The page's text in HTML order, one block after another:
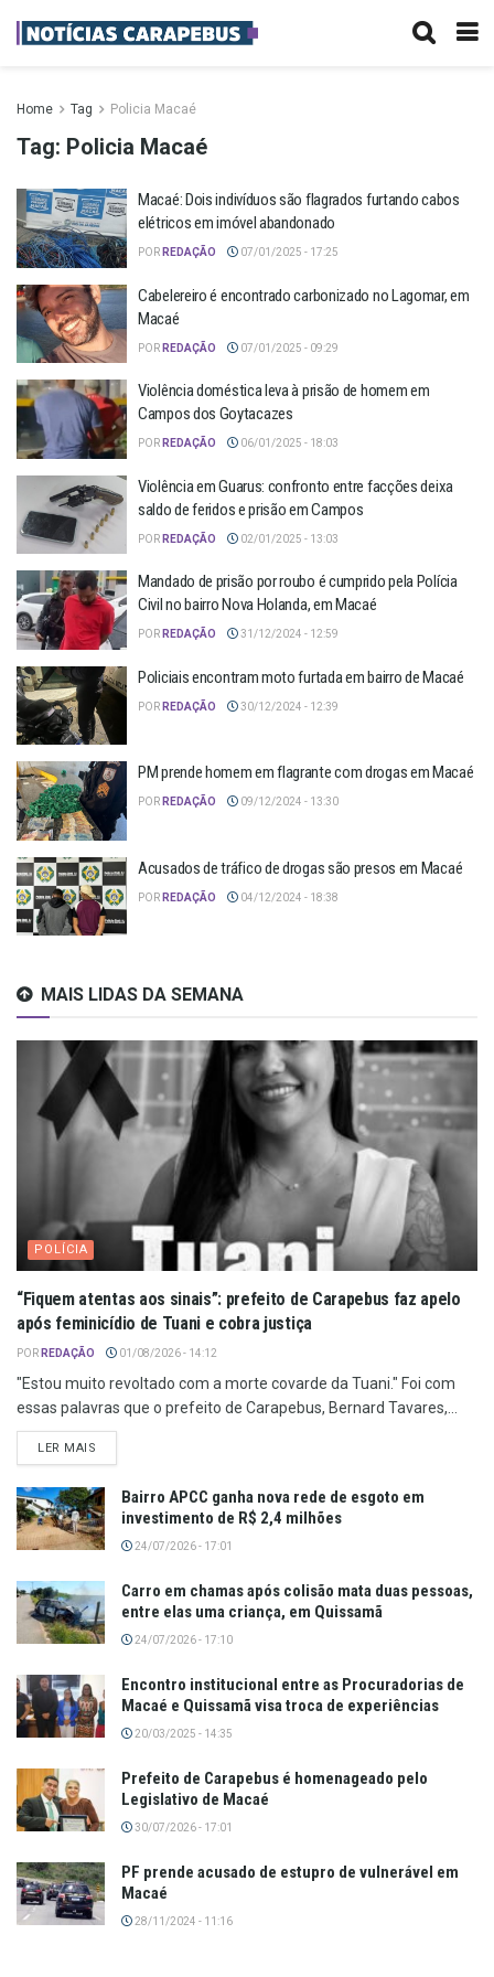
Home Tag Policia Macaé
Tag: Policia Macaé
Macaé: Dois indivíduos são flagrados furtando cabos
elétricos em imóvel abandonado
POR REDAÇÃO 07/01/2025 - 17:25
Cabelereiro é encontrado carbonizado no Lagomar, em
Macaé
POR REDAÇÃO 07/01/2025 - 09:29
Violência doméstica leva à prisão de homem em
Campos dos Goytacazes
POR REDAÇÃO 06/01/2025 - 18:03
Violência em Guarus: confronto entre facções deixa
saldo de feridos e prisão em Campos
POR REDAÇÃO 02/01/2025 - 13:03
Mandado de prisão por roubo é cumprido pela Polícia
Civil no bairro Nova Holanda, em Macaé
POR REDAÇÃO 31/12/2024 - 12:59
Policiais encontram moto furtada em bairro de Macaé
POR REDAÇÃO 30/12/2024 - 12:39
PM prende homem em flagrante com drogas em Macaé
POR REDAÇÃO 09/12/2024 - 13:30
Acusados de tráfico de drogas são presos em Macaé
POR REDAÇÃO 04/12/2024 - 18:38
MAIS LIDAS DA SEMANA
POLÍCIA
“Fiquem atentas aos sinais”: prefeito de Carapebus faz apelo
após feminicídio de Tuani e cobra justiça
POR REDAÇÃO 01/08/2026 - 14:12
"Estou muito revoltado com a morte covarde da Tuani." Foi com
essas palavras que o prefeito de Carapebus, Bernard Tavares,...
LER MAIS
Bairro APCC ganha nova rede de esgoto em
investimento de R$ 2,4 milhões
24/07/2026 - 17:01
Carro em chamas após colisão mata duas pessoas,
entre elas uma criança, em Quissamã
24/07/2026 - 17:10
Encontro institucional entre as Procuradorias de
Macaé e Quissamã visa troca de experiências
20/03/2025 - 14:35
Prefeito de Carapebus é homenageado pelo
Legislativo de Macaé
30/07/2026 - 17:01
PF prende acusado de estupro de vulnerável em
Macaé
28/11/2024 - 11:16